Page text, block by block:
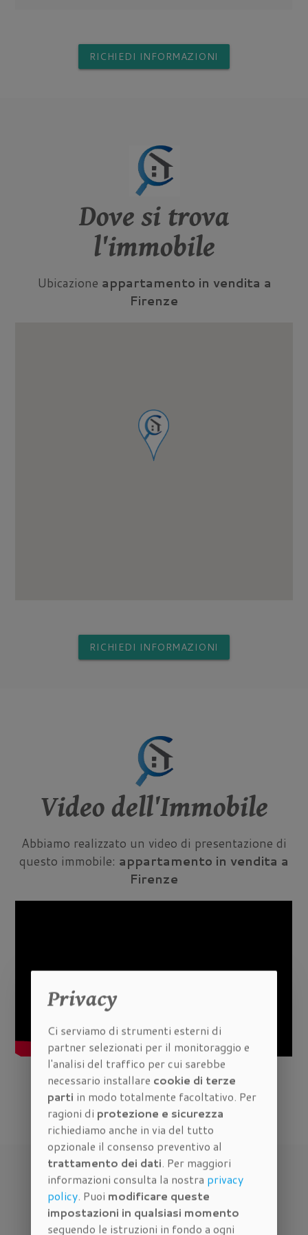
RICHIEDI INFORMAZIONI
Dove si trova
l'immobile
Ubicazione appartamento in vendita a
Firenze
RICHIEDI INFORMAZIONI
Video dell'Immobile
Abbiamo realizzato un video di presentazione di
questo immobile: appartamento in vendita a
Firenze
RICHIEDI INFORMAZIONI
Privacy
Ci serviamo di strumenti esterni di
partner selezionati per il monitoraggio e
l'analisi del traffico per cui sarebbe
necessario installare cookie di terze
parti in modo totalmente facoltativo. Per
ragioni di protezione e sicurezza
richiediamo anche in via del tutto
opzionale il consenso preventivo al
trattamento dei dati. Per maggiori
informazioni consulta la nostra privacy
policy. Puoi modificare queste
impostazioni in qualsiasi momento
seguendo le istruzioni in fondo a ogni